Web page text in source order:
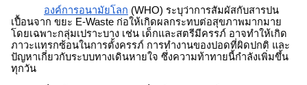
องค์การอนามัยโลก (WHO) ระบุว่าการสัมผัสกับสารปน
เปื้อนจาก ขยะ E-Waste ก่อให้เกิดผลกระทบต่อสุขภาพมากมาย
โดยเฉพาะกลุ่มเปราะบาง เช่น เด็กและสตรีมีครรภ์ อาจทำให้เกิด
ภาวะแทรกซ้อนในการตั้งครรภ์ การทำงานของปอดที่ผิดปกติ และ
ปัญหาเกี่ยวกับระบบทางเดินหายใจ ซึ่งความท้าทายนี้กำลังเพิ่มขึ้น
ทุกวัน